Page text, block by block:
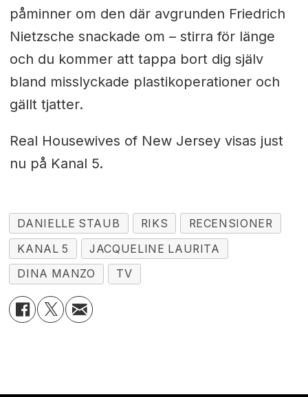
påminner om den där avgrunden Friedrich
Nietzsche snackade om – stirra för länge
och du kommer att tappa bort dig själv
bland misslyckade plastikoperationer och
gällt tjatter.
Real Housewives of New Jersey visas just
nu på Kanal 5.
DANIELLE STAUB RIKS
RECENSIONER
KANAL 5
JACQUELINE LAURITA
DINA MANZO
TV